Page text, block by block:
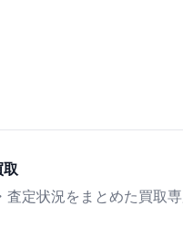
定状況をまとめた買取専